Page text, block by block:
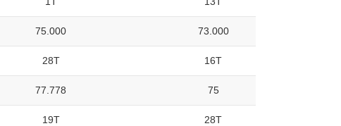
75.000 73.000
28T 16T
77.778 75
19T 28T